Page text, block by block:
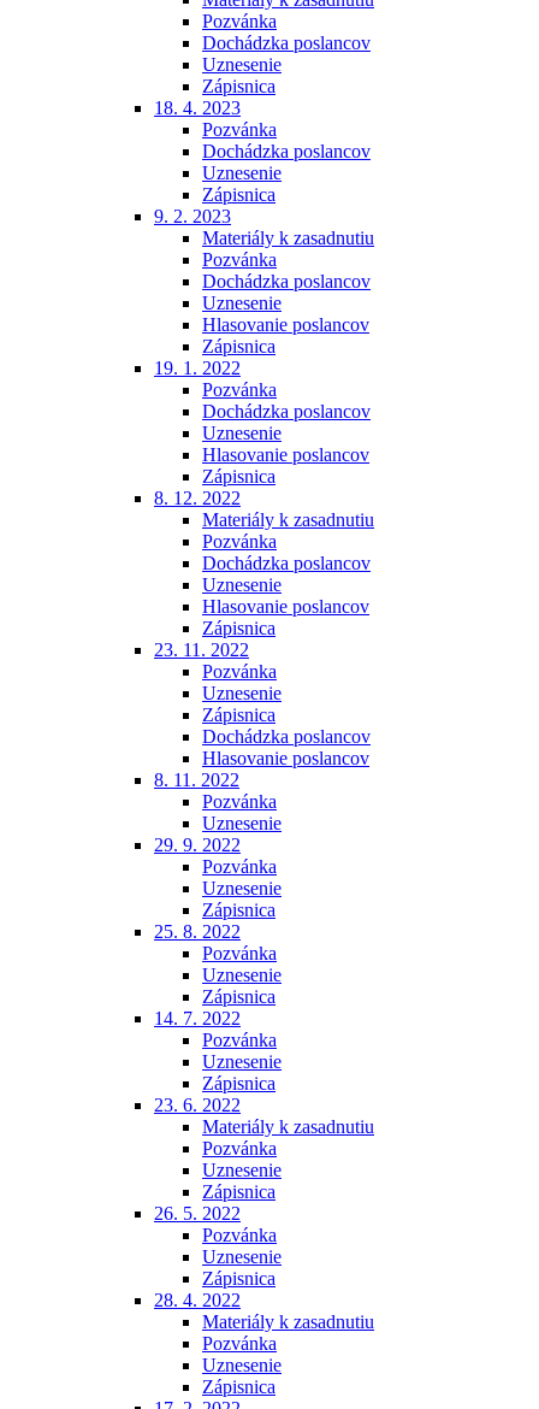
Pozvánka
Dochádzka poslancov
Uznesenie
Zápisnica
18. 4. 2023
Pozvánka
Dochádzka poslancov
Uznesenie
Zápisnica
9. 2. 2023
Materiály k zasadnutiu
Pozvánka
Dochádzka poslancov
Uznesenie
Hlasovanie poslancov
Zápisnica
19. 1. 2022
Pozvánka
Dochádzka poslancov
Uznesenie
Hlasovanie poslancov
Zápisnica
8. 12. 2022
Materiály k zasadnutiu
Pozvánka
Dochádzka poslancov
Uznesenie
Hlasovanie poslancov
Zápisnica
23. 11. 2022
Pozvánka
Uznesenie
Zápisnica
Dochádzka poslancov
Hlasovanie poslancov
8. 11. 2022
Pozvánka
Uznesenie
29. 9. 2022
Pozvánka
Uznesenie
Zápisnica
25. 8. 2022
Pozvánka
Uznesenie
Zápisnica
14. 7. 2022
Pozvánka
Uznesenie
Zápisnica
23. 6. 2022
Materiály k zasadnutiu
Pozvánka
Uznesenie
Zápisnica
26. 5. 2022
Pozvánka
Uznesenie
Zápisnica
28. 4. 2022
Materiály k zasadnutiu
Pozvánka
Uznesenie
Zápisnica